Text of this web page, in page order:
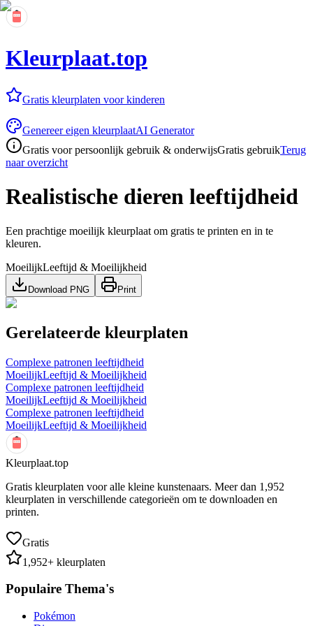
Kleurplaat.top
Gratis kleurplaten voor kinderen
Genereer eigen kleurplaatAI Generator
Gratis voor persoonlijk gebruik & onderwijsGratis gebruikTerug
naar overzicht
Realistische dieren leeftijdheid
Een prachtige moeilijk kleurplaat om gratis te printen en in te
kleuren.
MoeilijkLeeftijd & Moeilijkheid
Download PNG Print
Gerelateerde kleurplaten
Complexe patronen leeftijdheid
MoeilijkLeeftijd & Moeilijkheid
Complexe patronen leeftijdheid
MoeilijkLeeftijd & Moeilijkheid
Complexe patronen leeftijdheid
MoeilijkLeeftijd & Moeilijkheid
Kleurplaat.top
Gratis kleurplaten voor alle kleine kunstenaars. Meer dan 1,952
kleurplaten in verschillende categorieën om te downloaden en
printen.
Gratis
1,952+ kleurplaten
Populaire Thema's
Pokémon